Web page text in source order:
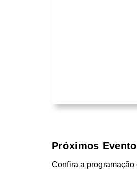
Próximos
Confira a